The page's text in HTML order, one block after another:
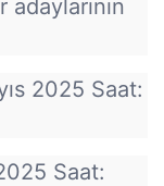
2025 Saat:
Saat: